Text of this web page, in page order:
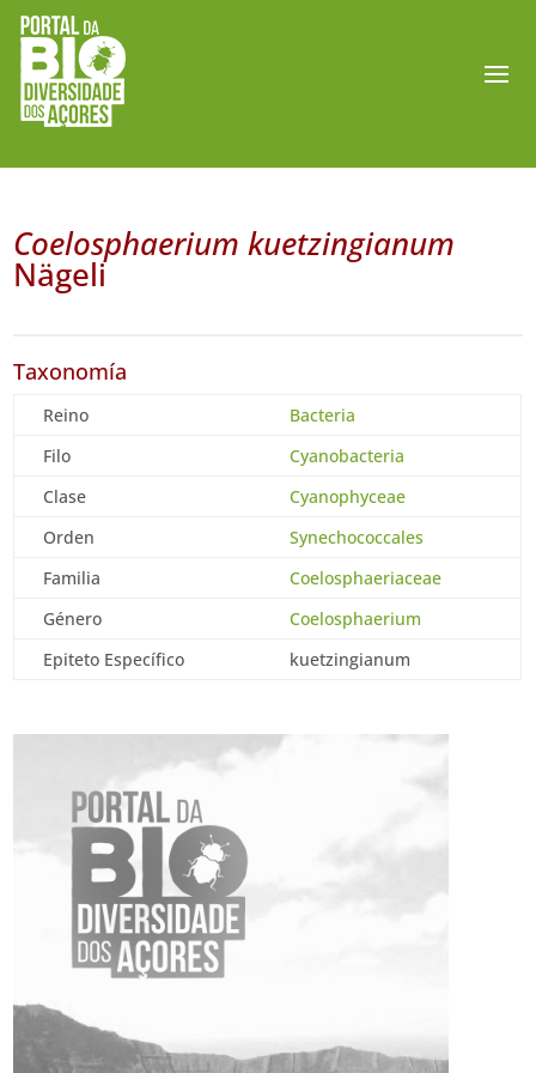
Coelosphaerium kuetzingianum
Nägeli
Taxonomía
Reino
Bacteria
Filo
Cyanobacteria
Clase
Cyanophyceae
Orden
Synechococcales
Familia
Coelosphaeriaceae
Género
Coelosphaerium
Epiteto Específico
kuetzingianum